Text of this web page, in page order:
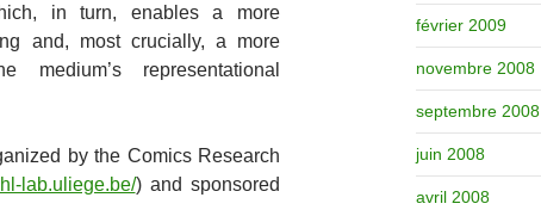
in turn, enables a more
and, most crucially, a more
medium’s representational
by the Comics Research
lab.uliege.be/) and sponsored
février 2009
novembre 2008
septembre 2008
juin 2008
avril 2008